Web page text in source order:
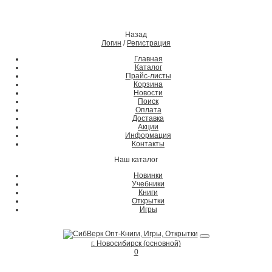
Назад
Логин / Регистрация
Главная
Каталог
Прайс-листы
Корзина
Новости
Поиск
Оплата
Доставка
Акции
Информация
Контакты
Наш каталог
Новинки
Учебники
Книги
Открытки
Игры
г. Новосибирск (основной)
0